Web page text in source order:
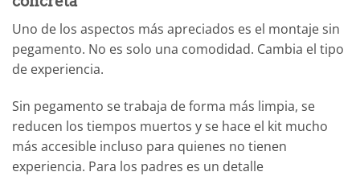
Uno de los aspectos más apreciados es el montaje sin
pegamento. No es solo una comodidad. Cambia el tipo
de experiencia.
Sin pegamento se trabaja de forma más limpia, se
reducen los tiempos muertos y se hace el kit mucho
más accesible incluso para quienes no tienen
experiencia. Para los padres es un detalle